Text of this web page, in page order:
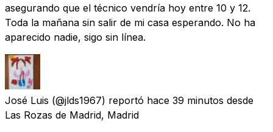
asegurando que el técnico vendría hoy entre 10 y 12.
Toda la mañana sin salir de mi casa esperando. No ha
aparecido nadie, sigo sin línea.
José Luis (@jlds1967) reportó hace 39 minutos desde
Las Rozas de Madrid, Madrid